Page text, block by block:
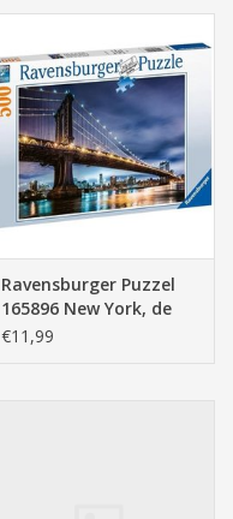
Ravensburger Puzzel
165896 New York, de
Stad die Nooit Slaapt
€11,99